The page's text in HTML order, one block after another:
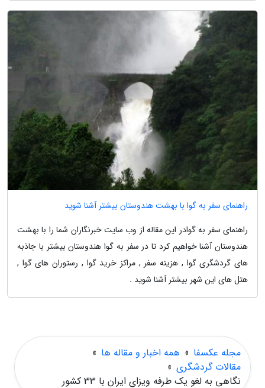
راهنمای سفر به گوا با بهشت هندوستان بیشتر آشنا شوید
راهنمای سفر به گوادر این مقاله از وب سایت خبرنگاران شما را با بهشت
هندوستان آشنا خواهیم کرد تا در سفر به گوا هندوستان بیشتر با جاذبه
های گردشگری گوا , هزینه سفر , مراکز خرید گوا , رستوران های گوا ,
هتل های این شهر بیشتر آشنا شوید .
مجله عکسفا » همه اخبار و مقاله ها »
مقالات گردشگری »
نگاهی به لغو یک طرفه ویزای ایران با 33 کشور